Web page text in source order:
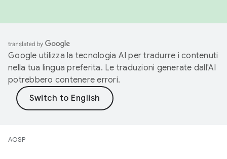
Google utilizza la tecnologia AI per tradurre i contenuti
nella tua lingua preferita. Le traduzioni generate dall'AI
potrebbero contenere errori.
AOSP